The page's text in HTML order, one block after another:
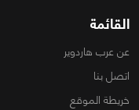
القائمة
عن عرب هاردوير
اتصل بنا
خريطة الموقع